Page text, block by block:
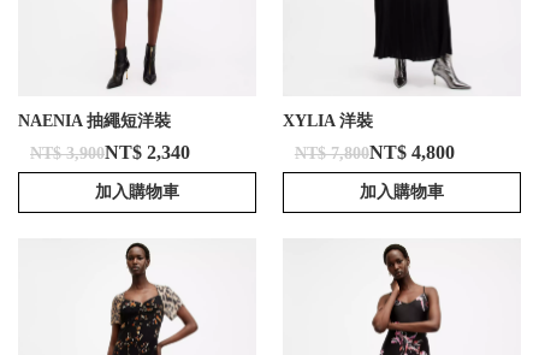
NAENIA 抽繩短洋裝
NT$ 3,900NT$ 2,340
加入購物車
XYLIA 洋裝
NT$ 7,800NT$ 4,800
加入購物車